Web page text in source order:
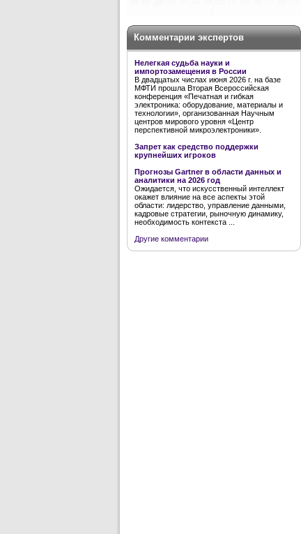
Комментарии экспертов
Нелегкая судьба науки и
импортозамещения в России
В двадцатых числах июня 2026 г. на базе
МФТИ прошла Вторая Всероссийская
конференция «Печатная и гибкая
электроника: оборудование, материалы и
технологии», организованная Научным
центров мирового уровня «Центр
перспективной микроэлектроники».
Запрет как средство поддержки
крупнейших игроков
Прогнозы Gartner в области данных и
аналитики на 2026 год
Ожидается, что искусственный интеллект
окажет влияние на все аспекты этой
области: лидерство, управление данными,
кадровые стратегии, рыночную динамику,
необходимость контекста ...
Другие комментарии